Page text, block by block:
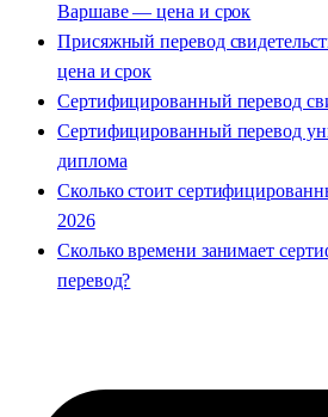
Варшаве — цена и срок
Присяжный перевод
цена и срок
Сертифицированный перевод
Сертифицированный перевод
диплома
Сколько стоит
2026
Сколько времени занимает
перевод?